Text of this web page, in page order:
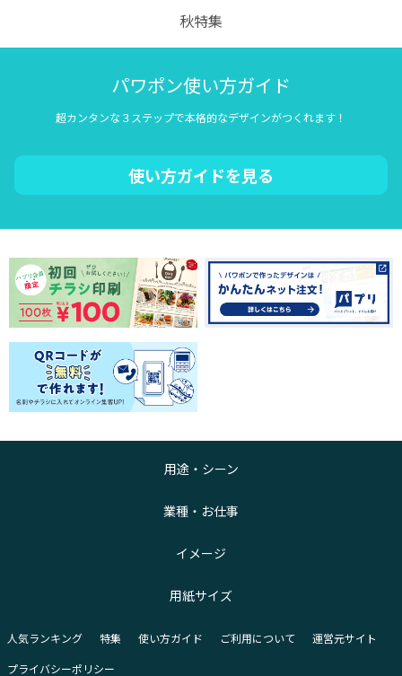
秋特集
パワポン使い方ガイド
超カンタンな３ステップで本格的なデザインがつくれます！
使い方ガイドを見る
用途・シーン
業種・お仕事
イメージ
用紙サイズ
人気ランキング 特集 使い方ガイド ご利用について
運営元サイト
プライバシーポリシー